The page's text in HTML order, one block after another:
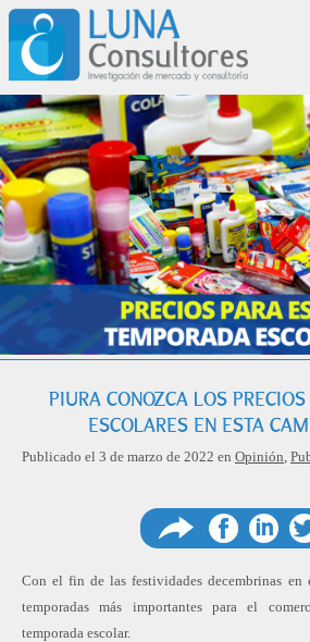
PIURA CONOZCA LOS
ESCOLARES EN ESTA
Publicado el 3 de marzo de 2022 en Opinión,
Con el fin de las festividades decembrinas
temporadas más importantes para el
temporada escolar.